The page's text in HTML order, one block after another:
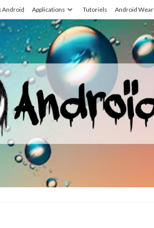
Android Applications Tutoriels Android Wear